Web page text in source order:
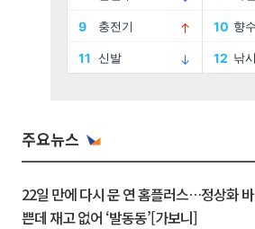
주요뉴스
22일 만에 다시 문 연 홈플러스…정상화 바
쁜데 재고 없어 ‘발동동’[가보니]